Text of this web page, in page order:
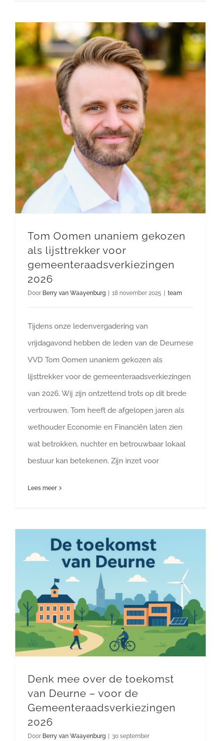
Tom Oomen unaniem gekozen
als lijsttrekker voor
gemeenteraadsverkiezingen
2026
Door Berry van Waayenburg | 18 november 2025 | team
Tijdens onze ledenvergadering van
vrijdagavond hebben de leden van de Deurnese
VVD Tom Oomen unaniem gekozen als
lijsttrekker voor de gemeenteraadsverkiezingen
van 2026. Wij zijn ontzettend trots op dit brede
vertrouwen. Tom heeft de afgelopen jaren als
wethouder Economie en Financiën laten zien
wat betrokken, nuchter en betrouwbaar lokaal
bestuur kan betekenen. Zijn inzet voor
Lees meer
Denk mee over de toekomst
van Deurne – voor de
Gemeenteraadsverkiezingen
2026
Door Berry van Waayenburg 30 september